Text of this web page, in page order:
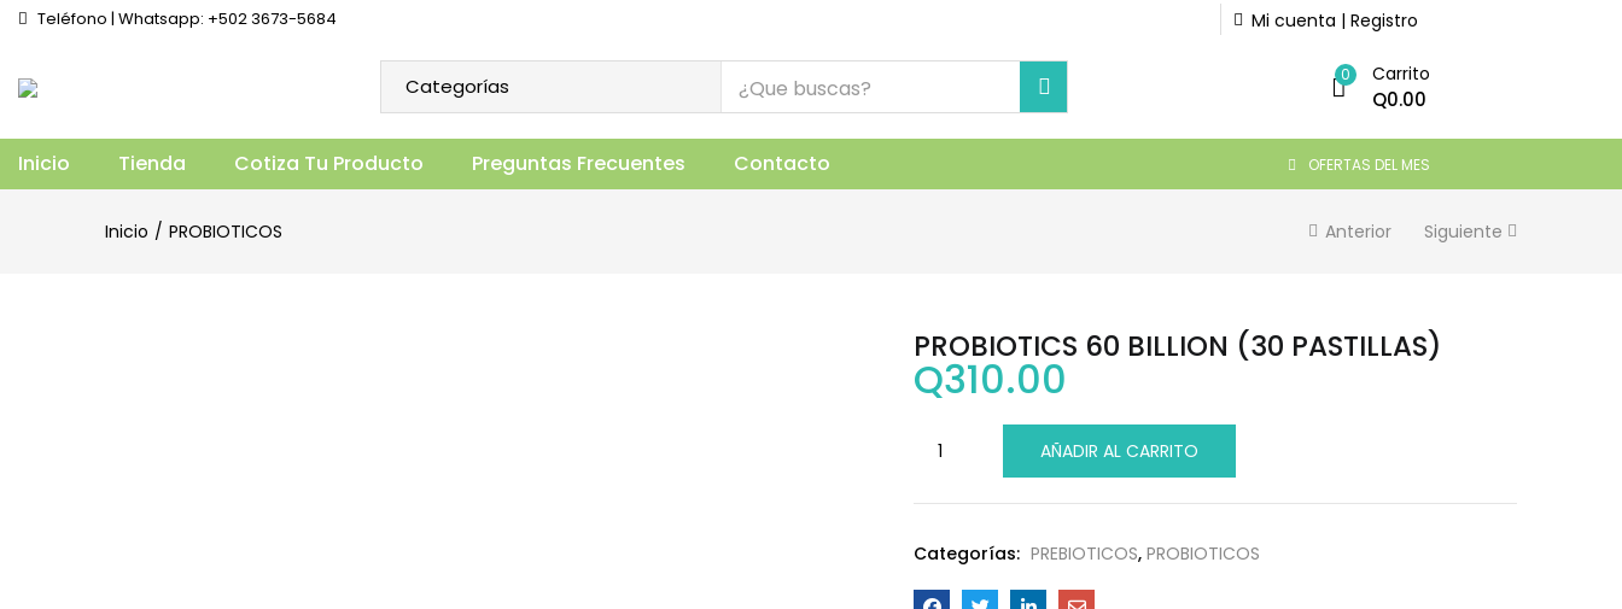
Teléfono | Whatsapp: +502 3673-5684 Mi cuenta | Registro
0 Carrito
Q0.00
Inicio Tienda Cotiza Tu Producto Preguntas Frecuentes Contacto OFERTAS DEL MES
Inicio PROBIOTICOS Anterior Siguiente
PROBIOTICS 60 BILLION (30 PASTILLAS)
Especificaciones Productos Relacionados
AÑADIR AL CARRITO
PROBIOTICS 60 BILLION (30 PASTILLAS)
Q310.00
AÑADIR AL CARRITO
Categorías: PREBIOTICOS, PROBIOTICOS